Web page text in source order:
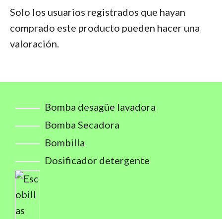
Solo los usuarios registrados que hayan
comprado este producto pueden hacer una
valoración.
Bomba desagüe lavadora
Bomba Secadora
Bombilla
Dosificador detergente